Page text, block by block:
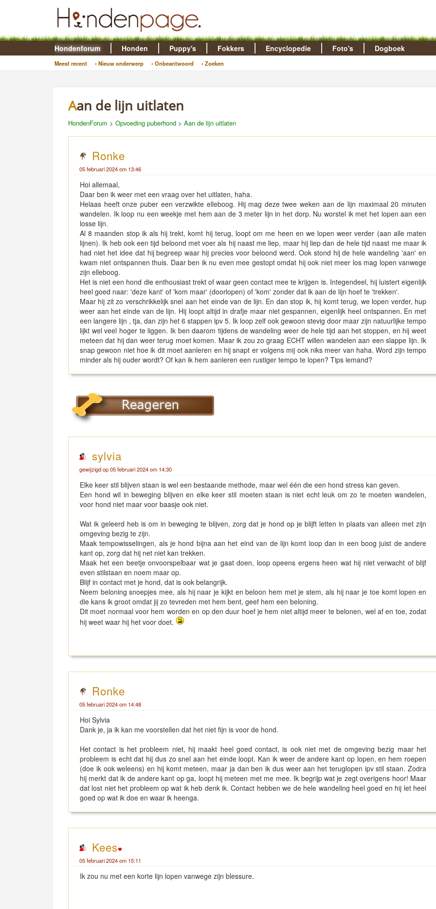
Hondenforum
Meest recent • Nieuw onderwerp • Onbeantwoord • Zoeken
Honden Puppy's Fokkers Encyclopedie Foto's Dogboek
Aan de lijn uitlaten
HondenForum > Opvoeding puberhond > Aan de lijn uitlaten
Ronke
05 februari 2024 om 13:46
Hoi allemaal,
Daar ben ik weer met een vraag over het uitlaten, haha.
Helaas heeft onze puber een verzwikte elleboog. Hij mag deze twee weken aan de lijn maximaal 20 minuten
wandelen. Ik loop nu een weekje met hem aan de 3 meter lijn in het dorp. Nu worstel ik met het lopen aan een
losse lijn.
Al 8 maanden stop ik als hij trekt, komt hij terug, loopt om me heen en we lopen weer verder (aan alle maten
lijnen). Ik heb ook een tijd beloond met voer als hij naast me liep, maar hij liep dan de hele tijd naast me maar ik
had niet het idee dat hij begreep waar hij precies voor beloond werd. Ook stond hij de hele wandeling 'aan' en
kwam niet ontspannen thuis. Daar ben ik nu even mee gestopt omdat hij ook niet meer los mag lopen vanwege
zijn elleboog.
Het is niet een hond die enthousiast trekt of waar geen contact mee te krijgen is. Integendeel, hij luistert eigenlijk
heel goed naar: 'deze kant' of 'kom maar' (doorlopen) of 'kom' zonder dat ik aan de lijn hoef te 'trekken'.
Maar hij zit zo verschrikkelijk snel aan het einde van de lijn. En dan stop ik, hij komt terug, we lopen verder, hup
weer aan het einde van de lijn. Hij loopt altijd in drafje maar niet gespannen, eigenlijk heel ontspannen. En met
een langere lijn , tja, dan zijn het 6 stappen ipv 5. Ik loop zelf ook gewoon stevig door maar zijn natuurlijke tempo
lijkt wel veel hoger te liggen. Ik ben daarom tijdens de wandeling weer de hele tijd aan het stoppen, en hij weet
meteen dat hij dan weer terug moet komen. Maar ik zou zo graag ECHT willen wandelen aan een slappe lijn. Ik
snap gewoon niet hoe ik dit moet aanleren en hij snapt er volgens mij ook niks meer van haha. Word zijn tempo
minder als hij ouder wordt? Of kan ik hem aanleren een rustiger tempo te lopen? Tips iemand?
sylvia
gewijzigd op 05 februari 2024 om 14:30
Elke keer stil blijven staan is wel een bestaande methode, maar wel één die een hond stress kan geven.
Een hond wil in beweging blijven en elke keer stil moeten staan is niet echt leuk om zo te moeten wandelen,
voor hond niet maar voor baasje ook niet.
Wat ik geleerd heb is om in beweging te blijven, zorg dat je hond op je blijft letten in plaats van alleen met zijn
omgeving bezig te zijn.
Maak tempowisselingen, als je hond bijna aan het eind van de lijn komt loop dan in een boog juist de andere
kant op, zorg dat hij net niet kan trekken.
Maak het een beetje onvoorspelbaar wat je gaat doen, loop opeens ergens heen wat hij niet verwacht of blijf
even stilstaan en noem maar op.
Blijf in contact met je hond, dat is ook belangrijk.
Neem beloning snoepjes mee, als hij naar je kijkt en beloon hem met je stem, als hij naar je toe komt lopen en
die kans ik groot omdat jij zo tevreden met hem bent, geef hem een beloning.
Dit moet normaal voor hem worden en op den duur hoef je hem niet altijd meer te belonen, wel af en toe, zodat
hij weet waar hij het voor doet.
Ronke
05 februari 2024 om 14:48
Hoi Sylvia
Dank je, ja ik kan me voorstellen dat het niet fijn is voor de hond.
Het contact is het probleem niet, hij maakt heel goed contact, is ook niet met de omgeving bezig maar het
probleem is echt dat hij dus zo snel aan het einde loopt. Kan ik weer de andere kant op lopen, en hem roepen
(doe ik ook weleens) en hij komt meteen, maar ja dan ben ik dus weer aan het teruglopen ipv stil staan. Zodra
hij merkt dat ik de andere kant op ga, loopt hij meteen met me mee. Ik begrijp wat je zegt overigens hoor! Maar
dat lost niet het probleem op wat ik heb denk ik. Contact hebben we de hele wandeling heel goed en hij let heel
goed op wat ik doe en waar ik heenga.
Kees
05 februari 2024 om 15:11
Ik zou nu met een korte lijn lopen vanwege zijn blessure.